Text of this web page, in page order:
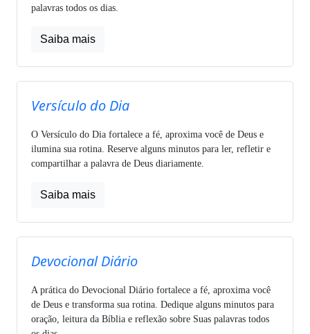
palavras todos os dias.
Saiba mais
Versículo do Dia
O Versículo do Dia fortalece a fé, aproxima você de Deus e
ilumina sua rotina. Reserve alguns minutos para ler, refletir e
compartilhar a palavra de Deus diariamente.
Saiba mais
Devocional Diário
A prática do Devocional Diário fortalece a fé, aproxima você
de Deus e transforma sua rotina. Dedique alguns minutos para
oração, leitura da Bíblia e reflexão sobre Suas palavras todos